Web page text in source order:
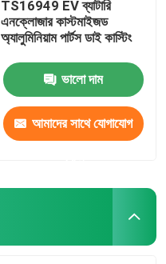
TS16949 EV ব্যাটারি
এনক্লোজার কাস্টমাইজড
অ্যালুমিনিয়াম পার্টস ডাই কাস্টিং
ভালো দাম
আমাদের সাথে যোগাযোগ